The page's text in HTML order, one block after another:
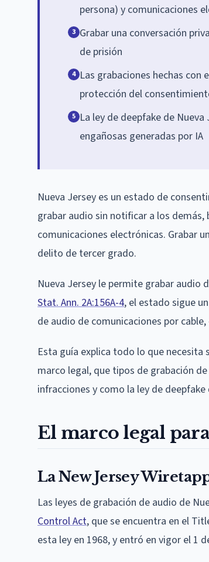
persona) y comunicaciones
3 Grabar una conversación
de prisión
4 Las grabaciones hechas
protección del
5 La ley de deepfake de
engañosas generadas por IA
Nueva Jersey es un estado de
grabar audio sin notificar a los demás,
comunicaciones electrónicas. Grabar
delito de tercer grado.
Nueva Jersey le permite grabar audio
Stat. Ann. 2A:156A-4, el estado sigue
de audio de comunicaciones por
Esta guía explica todo lo que necesita
marco legal, que tipos de grabación
infracciones y como la ley de
El marco legal
La New Jersey
Las leyes de grabación de audio de
Control Act, que se encuentra en el
esta ley en 1968, y entró en vigor el 1